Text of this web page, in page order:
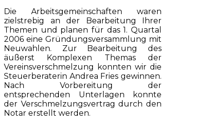
Die Arbeitsgemeinschaften waren
zielstrebig an der Bearbeitung Ihrer
Themen und planen für das 1. Quartal
2006 eine Gründungsversammlung mit
Neuwahlen. Zur Bearbeitung des
äußerst Komplexen Themas der
Vereinsverschmelzung konnten wir die
Steuerberaterin Andrea Fries gewinnen.
Nach Vorbereitung der
entsprechenden Unterlagen konnte
der Verschmelzungsvertrag durch den
Notar erstellt werden.